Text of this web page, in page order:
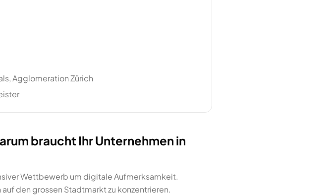
Agglomeration Zürich
braucht Ihr Unternehmen in
Wettbewerb um digitale Aufmerksamkeit.
den grossen Stadtmarkt zu konzentrieren.